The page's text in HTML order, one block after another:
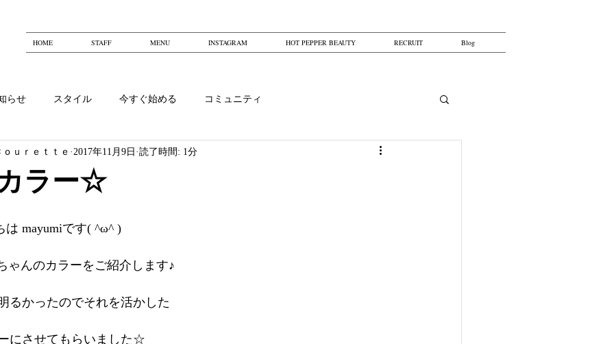
HOME STAFF MENU INSTAGRAM HOT PEPPER BEAUTY RECRUIT Blog
らせ スタイル 今すぐ始める コミュニティ
ラー☆
ｕｒｅｔｔｅ 2017年11月9日 読了時間: 1分
は mayumiです( ^ω^ )
ゃんのカラーをご紹介します♪
るかったのでそれを活かした
にさせてもらいました☆